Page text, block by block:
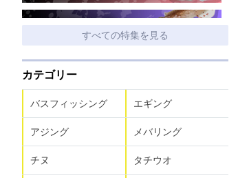
すべての特集を見る
カテゴリー
バスフィッシング エギング
アジング メバリング
チヌ タチウオ